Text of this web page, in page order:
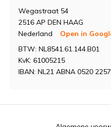
Wegastraat 54
2516 AP DEN HAAG
Nederland
Open in
BTW: NL8541.61.144.B01
KvK: 61005215
IBAN: NL21 ABNA 0520